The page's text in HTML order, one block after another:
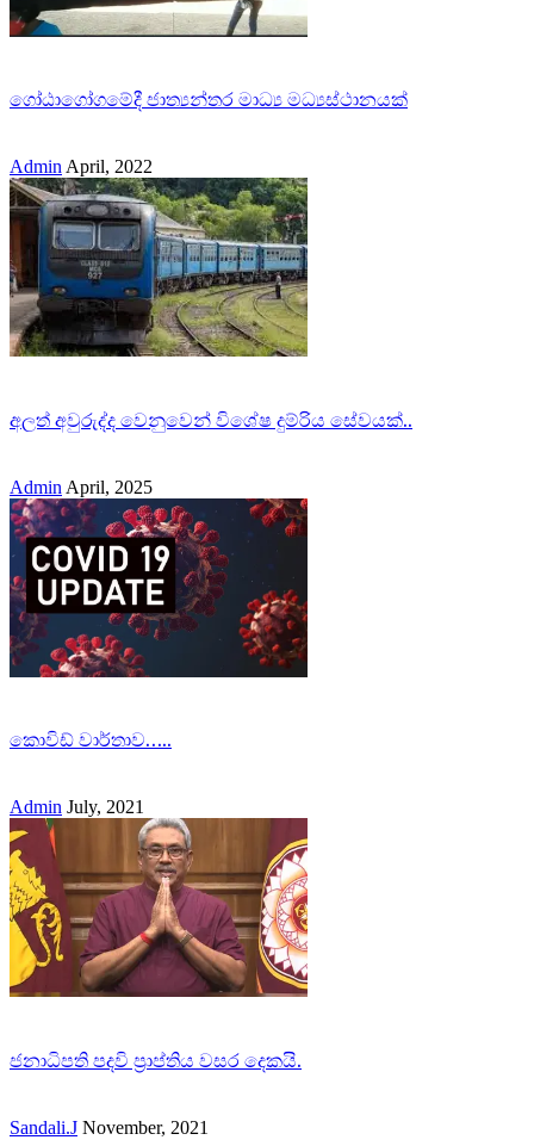
ගෝඨාගෝගමේදී ජාත්‍යන්තර මාධ්‍ය මධ්‍යස්ථානයක්
Admin April, 2022
අලත් අවුරුද්ද වෙනුවෙන් විශේෂ දුම්රිය සේවයක්..
Admin April, 2025
කොවිඩ් වාර්තාව…..
Admin July, 2021
ජනාධිපති පදවි ප්‍රාප්තිය වසර දෙකයි.
Sandali.J November, 2021